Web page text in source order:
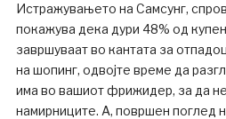
Истражувањето на Самсунг,
покажува дека дури 48% од
завршуваат во кантата за
на шопинг, одвојте време да
има во вашиот фрижидер, за да
намирниците. А, површен поглед